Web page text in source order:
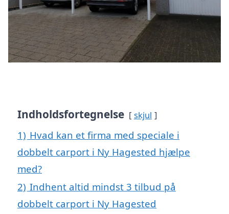
Indholdsfortegnelse skjul
1) Hvad kan et firma med speciale i
dobbelt carport i Ny Hagested hjælpe
med?
2) Indhent altid mindst 3 tilbud på
dobbelt carport i Ny Hagested